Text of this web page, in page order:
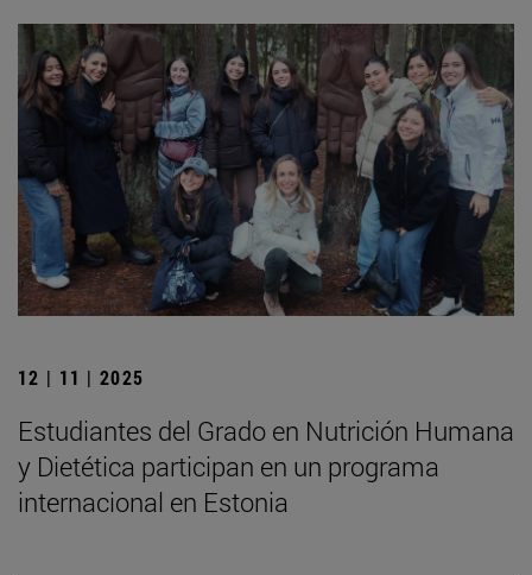
12 | 11 | 2025
Estudiantes del Grado en Nutrición Humana
y Dietética participan en un programa
internacional en Estonia